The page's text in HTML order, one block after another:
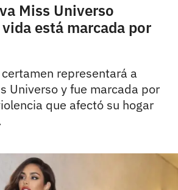
Miss Universo
está marcada por
representará a
Universo y fue marcada por
que afectó su hogar